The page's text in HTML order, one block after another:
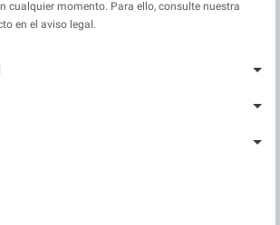
cualquier momento. Para ello, consulte nuestra
en el aviso legal.